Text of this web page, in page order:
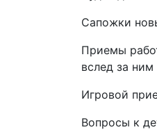
Сапожки
Приемы
вслед за
Игровой
Вопросы к